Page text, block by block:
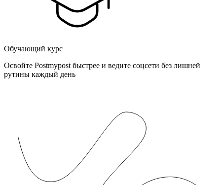
Обучающий курс
Освойте Postmypost быстрее и ведите соцсети без лишней
рутины каждый день